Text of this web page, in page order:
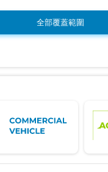
全部覆蓋範圍